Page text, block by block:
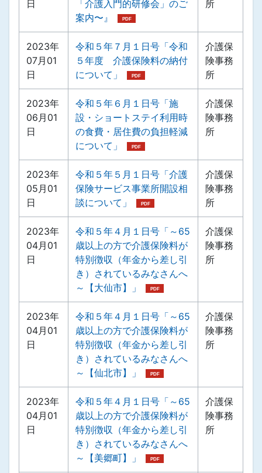
日
「介護入門的研修会」のご
案内〜』
所
2023年
07月01
日
令和５年７月１日号「令和
５年度 介護保険料の納付
について」
介護保
険事務
所
2023年
06月01
日
令和５年６月１日号「施
設・ショートステイ利用時
の食費・居住費の負担軽減
について」
介護保
険事務
所
2023年
05月01
日
令和５年５月１日号「介護
保険サービス事業所開設相
談について」
介護保
険事務
所
2023年
04月01
日
令和５年４月１日号「～65
歳以上の方で介護保険料が
特別徴収（年金から差し引
き）されているみなさんへ
～【大仙市】」
介護保
険事務
所
2023年
04月01
日
令和５年４月１日号「～65
歳以上の方で介護保険料が
特別徴収（年金から差し引
き）されているみなさんへ
～【仙北市】」
介護保
険事務
所
2023年
04月01
日
令和５年４月１日号「～65
歳以上の方で介護保険料が
特別徴収（年金から差し引
き）されているみなさんへ
～【美郷町】」
介護保
険事務
所